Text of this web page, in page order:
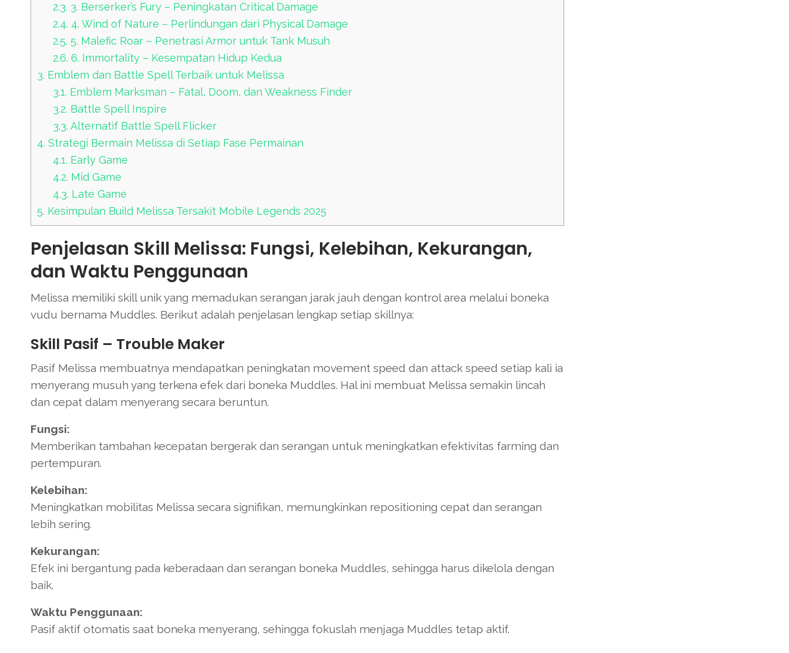
2.3. 3. Berserker’s Fury – Peningkatan Critical Damage
2.4. 4. Wind of Nature – Perlindungan dari Physical Damage
2.5. 5. Malefic Roar – Penetrasi Armor untuk Tank Musuh
2.6. 6. Immortality – Kesempatan Hidup Kedua
3. Emblem dan Battle Spell Terbaik untuk Melissa
3.1. Emblem Marksman – Fatal, Doom, dan Weakness Finder
3.2. Battle Spell Inspire
3.3. Alternatif Battle Spell Flicker
4. Strategi Bermain Melissa di Setiap Fase Permainan
4.1. Early Game
4.2. Mid Game
4.3. Late Game
5. Kesimpulan Build Melissa Tersakit Mobile Legends 2025
Penjelasan Skill Melissa: Fungsi, Kelebihan, Kekurangan,
dan Waktu Penggunaan
Melissa memiliki skill unik yang memadukan serangan jarak jauh dengan kontrol area melalui boneka
vudu bernama Muddles. Berikut adalah penjelasan lengkap setiap skillnya:
Skill Pasif – Trouble Maker
Pasif Melissa membuatnya mendapatkan peningkatan movement speed dan attack speed setiap kali ia
menyerang musuh yang terkena efek dari boneka Muddles. Hal ini membuat Melissa semakin lincah
dan cepat dalam menyerang secara beruntun.
Fungsi:
Memberikan tambahan kecepatan bergerak dan serangan untuk meningkatkan efektivitas farming dan
pertempuran.
Kelebihan:
Meningkatkan mobilitas Melissa secara signifikan, memungkinkan repositioning cepat dan serangan
lebih sering.
Kekurangan:
Efek ini bergantung pada keberadaan dan serangan boneka Muddles, sehingga harus dikelola dengan
baik.
Waktu Penggunaan:
Pasif aktif otomatis saat boneka menyerang, sehingga fokuslah menjaga Muddles tetap aktif.